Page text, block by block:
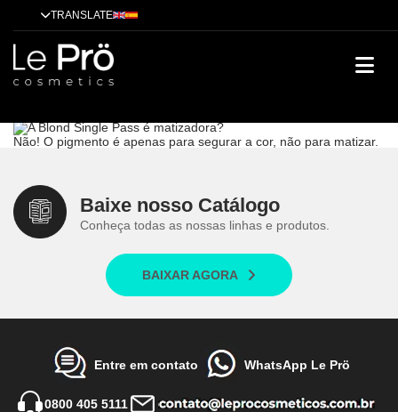
TRANSLATE
A Blond Single Pass é matizadora?
Dicas AlisamentoTendências
Não! O pigmento é apenas para segurar a cor, não para matizar.
Baixe nosso Catálogo
Conheça todas as nossas linhas e produtos.
BAIXAR AGORA
Entre em contato WhatsApp Le Prö
0800 405 5111